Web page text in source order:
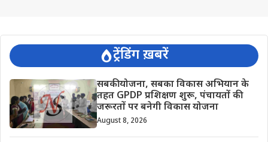
ट्रेंडिंग ख़बरें
सबकी योजना, सबका विकास अभियान के
तहत GPDP प्रशिक्षण शुरू, पंचायतों की
जरूरतों पर बनेगी विकास योजना
August 8, 2026